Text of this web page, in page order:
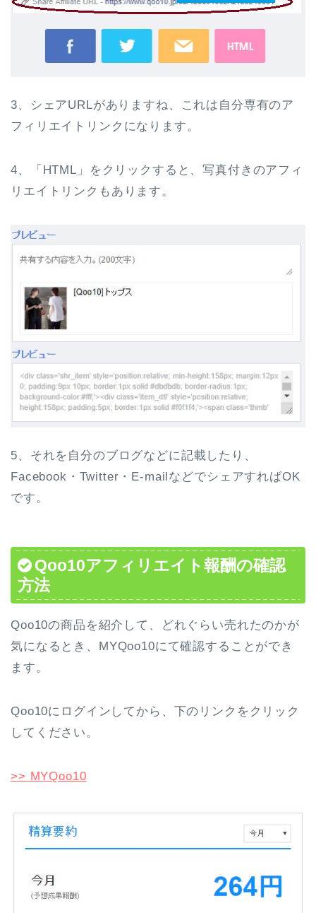
3、シェアURLがありますね、これは自分専有のア
フィリエイトリンクになります。
4、「HTML」をクリックすると、写真付きのアフィ
リエイトリンクもあります。
5、それを自分のブログなどに記載したり、
Facebook・Twitter・E-mailなどでシェアすればOK
です。
Qoo10アフィリエイト報酬の確認
方法
Qoo10の商品を紹介して、どれぐらい売れたのかが
気になるとき、MYQoo10にて確認することができ
ます。
Qoo10にログインしてから、下のリンクをクリック
してください。
>> MYQoo10